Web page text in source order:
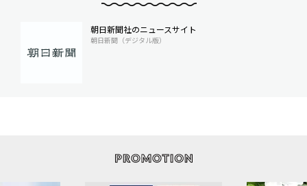
朝日新聞社のニュースサイト
朝日新聞（デジタル版）